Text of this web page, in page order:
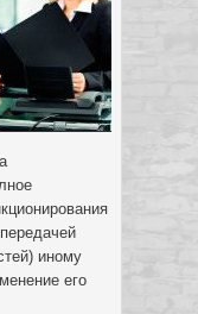
иному
его